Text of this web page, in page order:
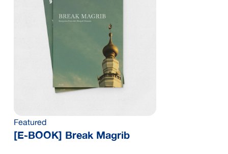
Featured
[E-BOOK] Break Magrib